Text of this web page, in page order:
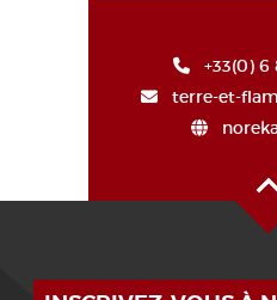
+33(0) 6
terre-et-